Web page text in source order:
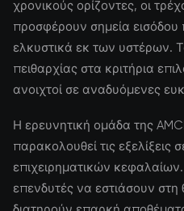
χρονικούς ορίζοντες, οι
προσφέρουν σημεία
ελκυστικά εκ των υστέρων.
πειθαρχίας στα κριτήρια
ανοιχτοί σε αναδυόμενες
Η ερευνητική ομάδα της
παρακολουθεί τις εξελίξεις
επιχειρηματικών
επενδυτές να εστιάσουν στη